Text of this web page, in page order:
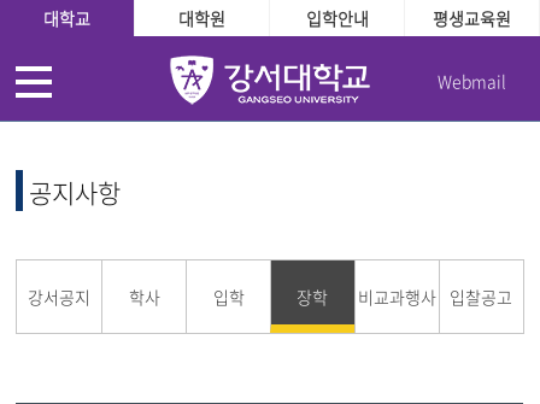
대학교 대학원 입학안내 평생교육원
Webmail
공지사항
강서공지 학사 입학 장학 비교과행사 입찰공고